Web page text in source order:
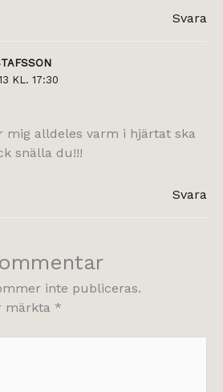
Svara
KL. 17:30
mig alldeles varm i hjärtat ska
snälla du!!!
Svara
inte publiceras.
märkta *